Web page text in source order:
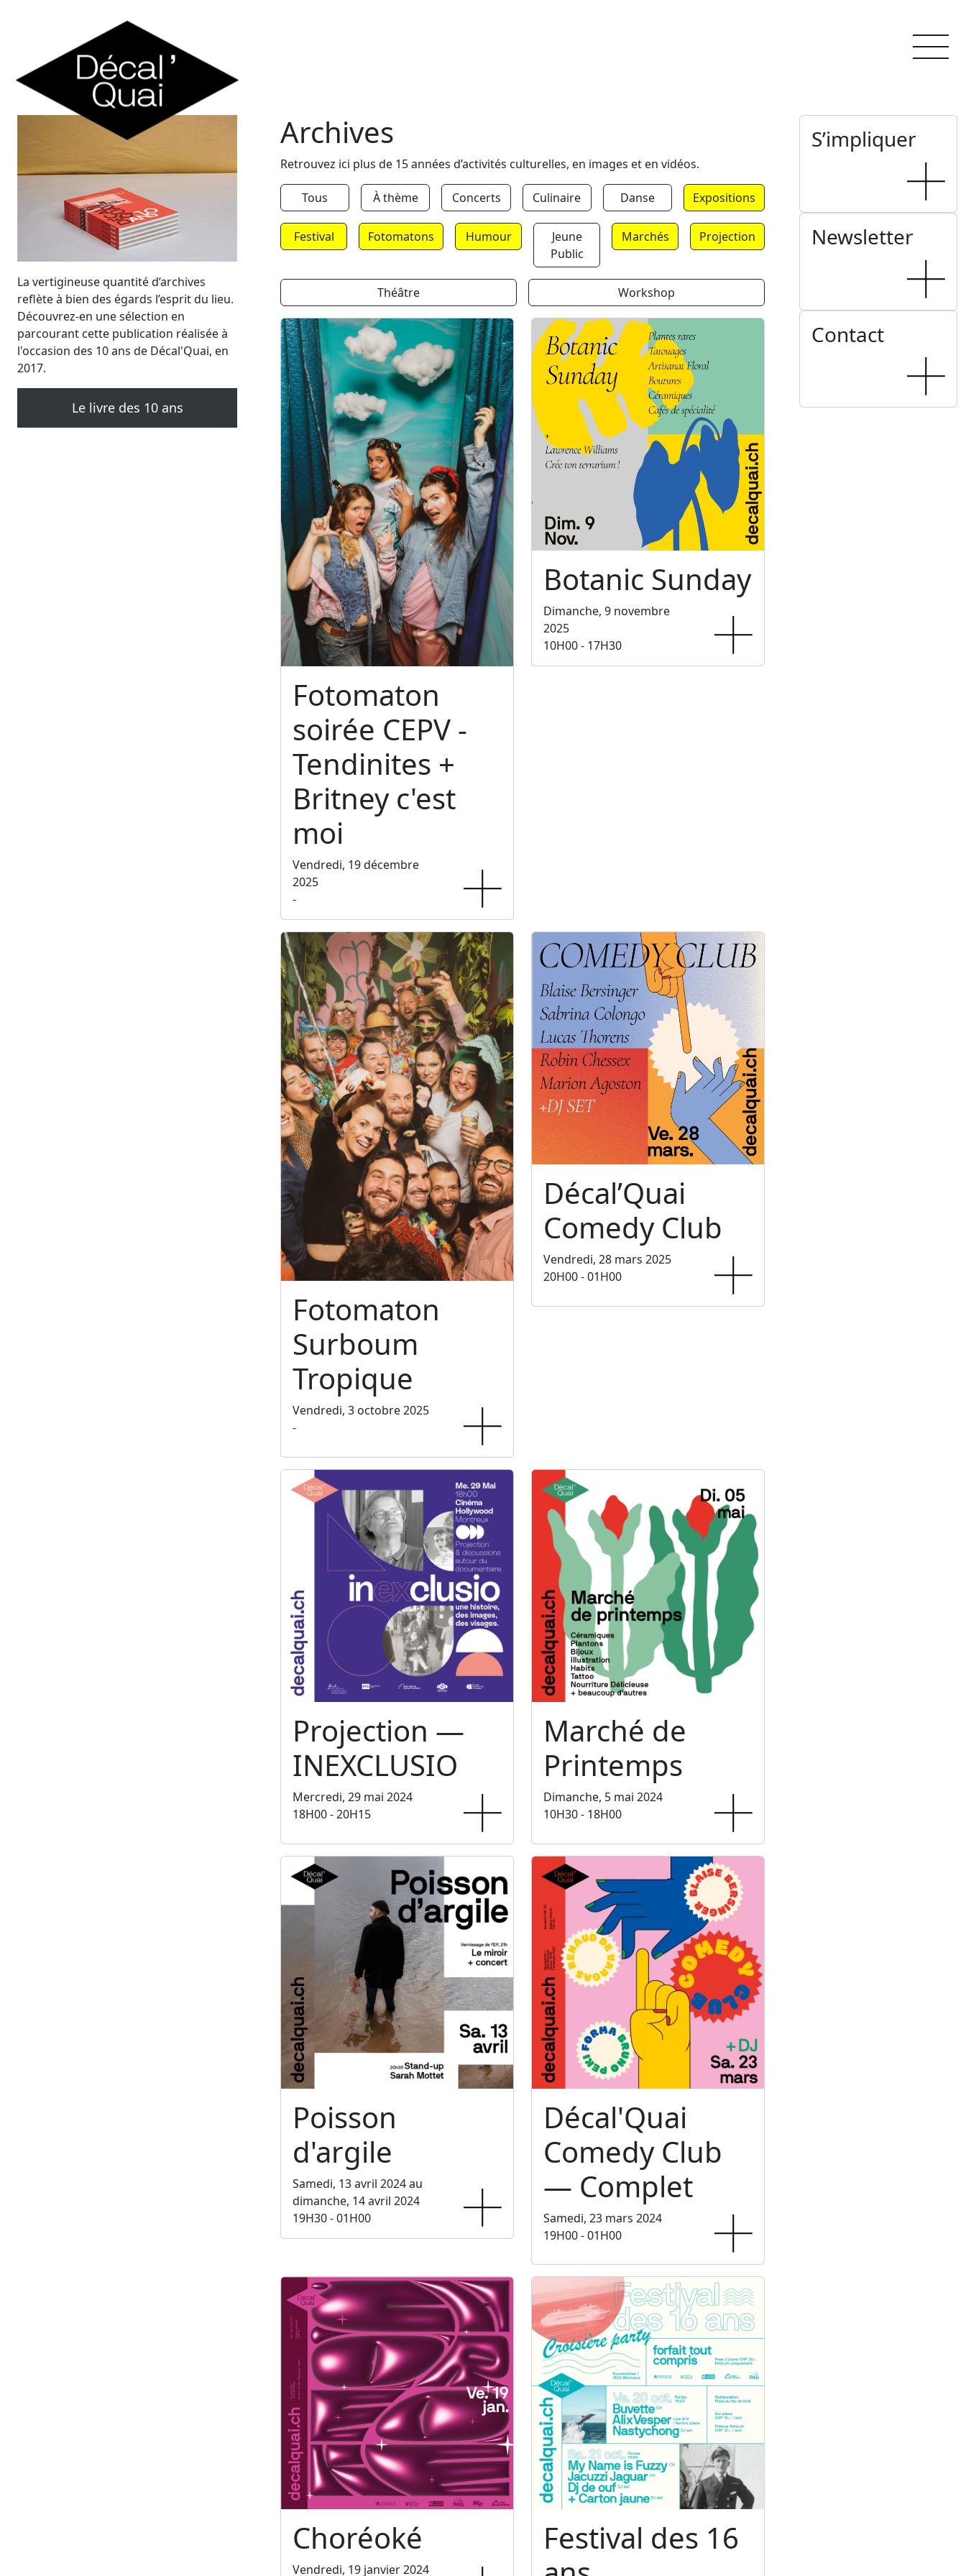
La vertigineuse quantité d’archives
reflète à bien des égards l’esprit du lieu.
Découvrez-en une sélection en
parcourant cette publication réalisée à
l'occasion des 10 ans de Décal'Quai, en
2017.
Le livre des 10 ans
Archives
Retrouvez ici plus de 15 années d’activités culturelles, en images et en vidéos.
Tous À thème Concerts Culinaire Danse Expositions
Festival Fotomatons Humour
Jeune
Public
Marchés Projection
Théâtre Workshop
Fotomaton
soirée CEPV -
Tendinites +
Britney c'est
moi
Vendredi, 19 décembre
2025
-
Botanic Sunday
Dimanche, 9 novembre
2025
10H00 - 17H30
Fotomaton
Surboum
Tropique
Vendredi, 3 octobre 2025
-
Décal’Quai
Comedy Club
Vendredi, 28 mars 2025
20H00 - 01H00
Projection —
INEXCLUSIO
Mercredi, 29 mai 2024
18H00 - 20H15
Marché de
Printemps
Dimanche, 5 mai 2024
10H30 - 18H00
Poisson
d'argile
Samedi, 13 avril 2024 au
dimanche, 14 avril 2024
19H30 - 01H00
Décal'Quai
Comedy Club
— Complet
Samedi, 23 mars 2024
19H00 - 01H00
Choréoké
Vendredi, 19 janvier 2024
Festival des 16
S’impliquer
Newsletter
Contact